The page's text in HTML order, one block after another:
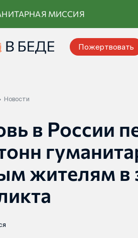
МИССИЯ
Пожертвовать
Новости
в России
жителям в